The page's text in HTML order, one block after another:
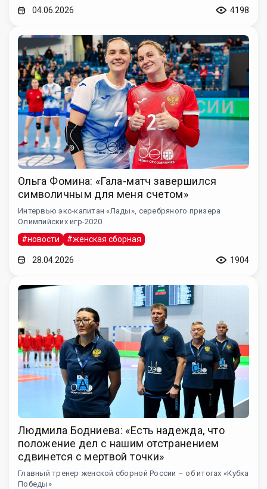
04.06.2026 4198
Ольга Фомина: «Гала-матч завершился
символичным для меня счетом»
Интервью экс-капитан «Лады», серебряного призера
Олимпийских игр-2020
#новости #женская сборная
28.04.2026 1904
Людмила Бодниева: «Есть надежда, что
положение дел с нашим отстранением
сдвинется с мертвой точки»
Главный тренер женской сборной России – об итогах «Кубка
Победы»